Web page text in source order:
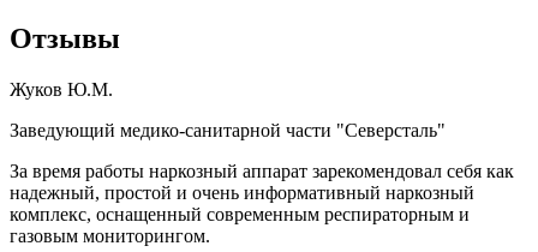
Отзывы
Жуков Ю.М.
Заведующий медико-санитарной части "Северсталь"
За время работы наркозный аппарат зарекомендовал себя как
надежный, простой и очень информативный наркозный
комплекс, оснащенный современным респираторным и
газовым мониторингом.